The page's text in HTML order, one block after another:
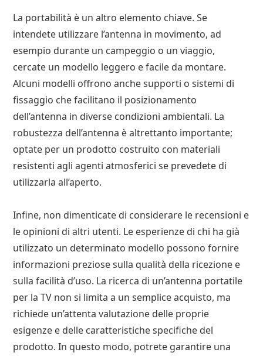
La portabilità è un altro elemento chiave. Se
intendete utilizzare l’antenna in movimento, ad
esempio durante un campeggio o un viaggio,
cercate un modello leggero e facile da montare.
Alcuni modelli offrono anche supporti o sistemi di
fissaggio che facilitano il posizionamento
dell’antenna in diverse condizioni ambientali. La
robustezza dell’antenna è altrettanto importante;
optate per un prodotto costruito con materiali
resistenti agli agenti atmosferici se prevedete di
utilizzarla all’aperto.
Infine, non dimenticate di considerare le recensioni e
le opinioni di altri utenti. Le esperienze di chi ha già
utilizzato un determinato modello possono fornire
informazioni preziose sulla qualità della ricezione e
sulla facilità d’uso. La ricerca di un’antenna portatile
per la TV non si limita a un semplice acquisto, ma
richiede un’attenta valutazione delle proprie
esigenze e delle caratteristiche specifiche del
prodotto. In questo modo, potrete garantire una